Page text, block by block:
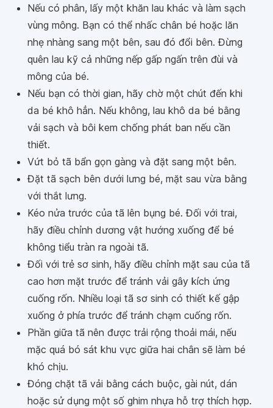
Nếu có phân, lấy một khăn lau khác và làm sạch
vùng mông. Bạn có thể nhấc chân bé hoặc lăn
nhẹ nhàng sang một bên, sau đó đổi bên. Đừng
quên lau kỹ cả những nếp gấp ngấn trên đùi và
mông của bé.
Nếu bạn có thời gian, hãy chờ một chút đến khi
da bé khô hẳn. Nếu không, lau khô da bé bằng
vải sạch và bôi kem chống phát ban nếu cần
thiết.
Vứt bỏ tã bẩn gọn gàng và đặt sang một bên.
Đặt tã sạch bên dưới lưng bé, mặt sau vừa bằng
với thắt lưng.
Kéo nửa trước của tã lên bụng bé. Đối với trai,
hãy điều chỉnh dương vật hướng xuống để bé
không tiểu tràn ra ngoài tã.
Đối với trẻ sơ sinh, hãy điều chỉnh mặt sau của tã
cao hơn mặt trước để tránh vải gây kích ứng
cuống rốn. Nhiều loại tã sơ sinh có thiết kế gập
xuống ở phía trước để tránh chạm cuống rốn.
Phần giữa tã nên được trải rộng thoải mái, nếu
mặc quá bó sát khu vực giữa hai chân sẽ làm bé
khó chịu.
Đóng chặt tã vải bằng cách buộc, gài nút, dán
hoặc sử dụng một số ghim nhựa hỗ trợ thích hợp.